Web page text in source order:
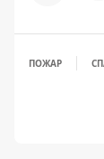
ПОЖАР